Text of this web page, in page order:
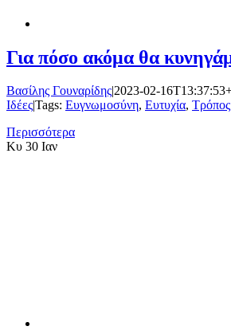
Για πόσο ακόμα θα
Βασίλης Γουναρίδης|2023-02-
Ιδέες|Tags: Ευγνωμοσύνη, Ευτυχία,
Περισσότερα
Κυ 30 Ιαν